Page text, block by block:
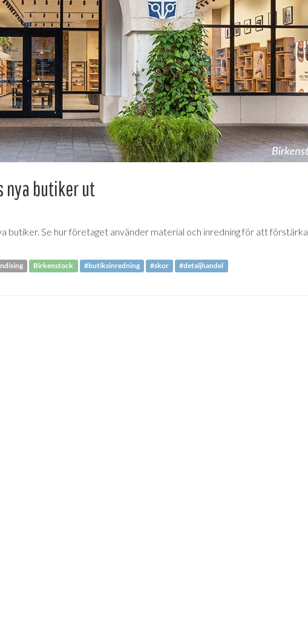
nya butiker ut
butiker. Se hur företaget använder material och inredning för att förstärka
Birkenstock #butiksinredning #skor #detaljhandel